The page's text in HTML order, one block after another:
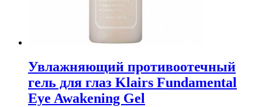
Увлажняющий противоотечный
гель для глаз Klairs Fundamental
Eye Awakening Gel